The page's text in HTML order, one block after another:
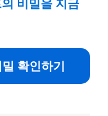
비밀을 지금
확인하기